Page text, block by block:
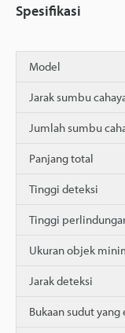
Spesifikasi
Model
Jarak sumbu
Jumlah sumbu
Panjang total
Tinggi deteksi
Tinggi
Ukuran objek
Jarak deteksi
Bukaan sudut